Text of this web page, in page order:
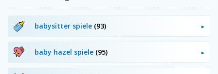
babysitter spiele (93)
baby hazel spiele (95)